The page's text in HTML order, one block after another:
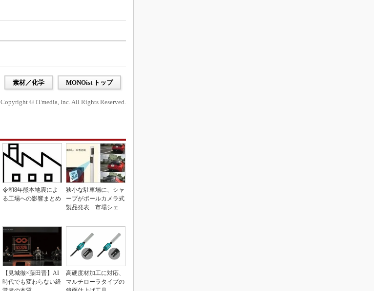
素材／化学 MONOist トップ
Copyright © ITmedia, Inc. All Rights Reserved.
令和8年熊本地震によ
る工場への影響まとめ
狭小な駐車場に、シャ
ープがポールカメラ式
製品発表 市場シェア
【見城徹×藤田晋】AI
時代でも変わらない経
高硬度材加工に対応、
マルチローラタイプの